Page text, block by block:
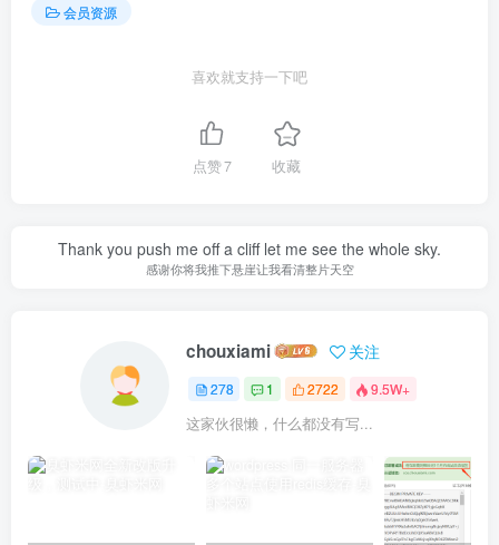
会员资源
喜欢就支持一下吧
点赞7 收藏
Thank you push me off a cliff let me see the whole sky.
感谢你将我推下悬崖让我看清整片天空
chouxiami 关注
278 1 2722 9.5W+
这家伙很懒，什么都没有写...